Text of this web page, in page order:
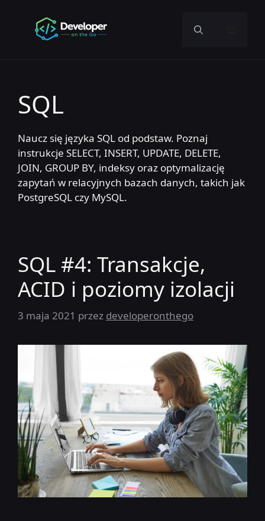
SQL
Naucz się języka SQL od podstaw. Poznaj
instrukcje SELECT, INSERT, UPDATE, DELETE,
JOIN, GROUP BY, indeksy oraz optymalizację
zapytań w relacyjnych bazach danych, takich jak
PostgreSQL czy MySQL.
SQL #4: Transakcje,
ACID i poziomy izolacji
3 maja 2021 przez developeronthego